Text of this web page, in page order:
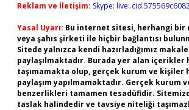
Reklam ve İletişim: Skype:
Yasal Uyarı: Bu internet sitesi, herhangi bir
veya şahıs şirketi ile hiçbir bağlantısı
Sitede yalnızca kendi hazırladığımız
paylaşılmaktadır. Burada yer alan içerikler
taşımamakta olup, gerçek kurum ve kişiler
paylaşım yapılmamaktadır. Gerçek kurum
benzerlikleri tamamen tesadüfidir.
taslak halindedir ve tavsiye niteliği